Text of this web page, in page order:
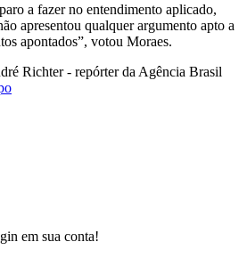
a fazer no entendimento aplicado,
apresentou qualquer argumento apto a
apontados”, votou Moraes.
Richter - repórter da Agência Brasil
em sua conta!